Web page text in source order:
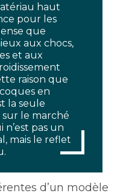
haut
pour les
que
aux chocs,
et aux
raison que
en
la seule
le marché
n’est pas un
mais le reflet
d’un modèle